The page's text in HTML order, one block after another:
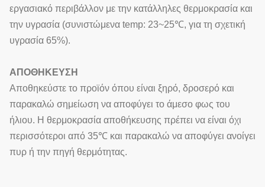
εργασιακό περιβάλλον με την κατάλληλες θερμοκρασία και
την υγρασία (συνιστώμενα temp: 23~25℃, για τη σχετική
υγρασία 65%).
ΑΠΟΘΗΚΕΥΣΗ
Αποθηκεύστε το προϊόν όπου είναι ξηρό, δροσερό και
παρακαλώ σημείωση να αποφύγει το άμεσο φως του
ήλιου. Η θερμοκρασία αποθήκευσης πρέπει να είναι όχι
περισσότεροι από 35℃ και παρακαλώ να αποφύγει ανοίγει
πυρ ή την πηγή θερμότητας.